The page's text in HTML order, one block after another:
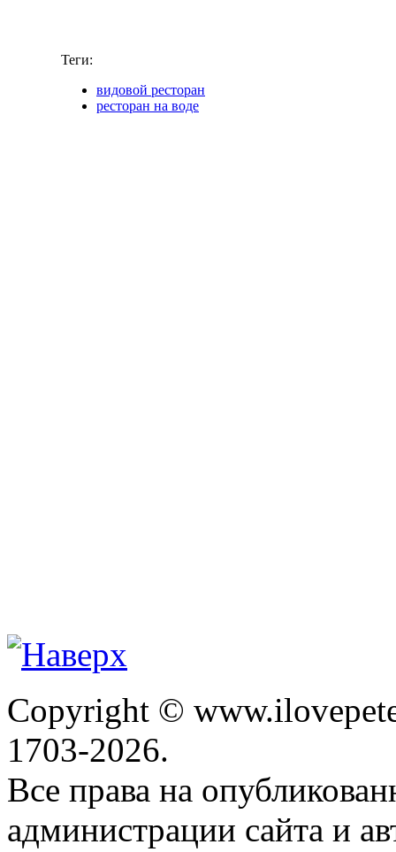
Теги:
видовой ресторан
ресторан на воде
Copyright ©
1703-2026.
Все права на
администрации сайта и